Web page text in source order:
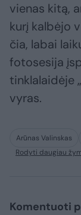
vienas kitą,
kurį kalbėjo
čia, labai
fotosesija
tinklalaidėje
vyras.
Arūnas Valinskas
Rodyti daugiau
Komentuoti